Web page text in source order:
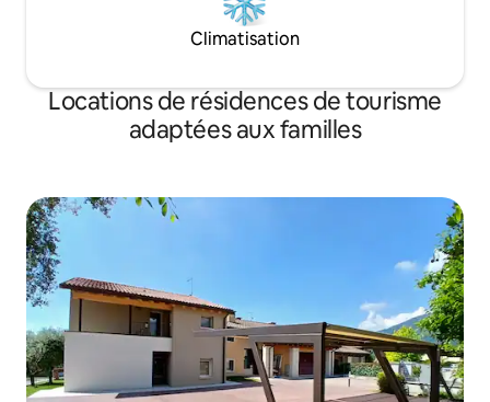
Climatisation
Locations de résidences de tourisme
adaptées aux familles